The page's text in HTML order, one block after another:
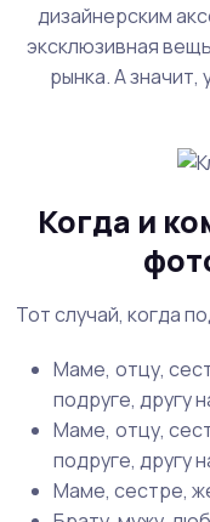
дизайнерским
эксклюзивная
рынка. А значит,
Когда и
Тот случай, когда
Маме, отцу,
подруге, другу
Маме, отцу,
подруге, другу
Маме, сестре,